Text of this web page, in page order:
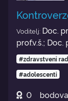
Voditelj: Doc.
prof.v.š.;
#zdravstveni
#adolescenti
0